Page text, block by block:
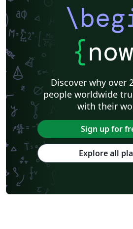
{now
Discover why over
people worldwide
with their
Sign up for
Explore all